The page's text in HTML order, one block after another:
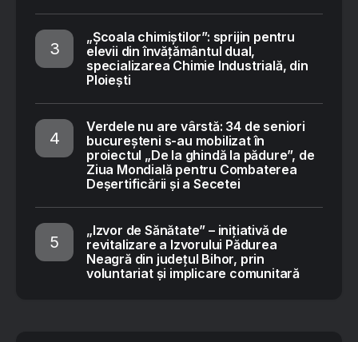
„Școala chimiștilor”: sprijin pentru
elevii din învățământul dual,
specializarea Chimie Industrială, din
Ploiești
Verdele nu are vârstă: 34 de seniori
bucureșteni s-au mobilizat în
proiectul „De la ghindă la pădure”, de
Ziua Mondială pentru Combaterea
Deșertificării și a Secetei
„Izvor de Sănătate” – inițiativă de
revitalizare a Izvorului Pădurea
Neagră din județul Bihor, prin
voluntariat și implicare comunitară